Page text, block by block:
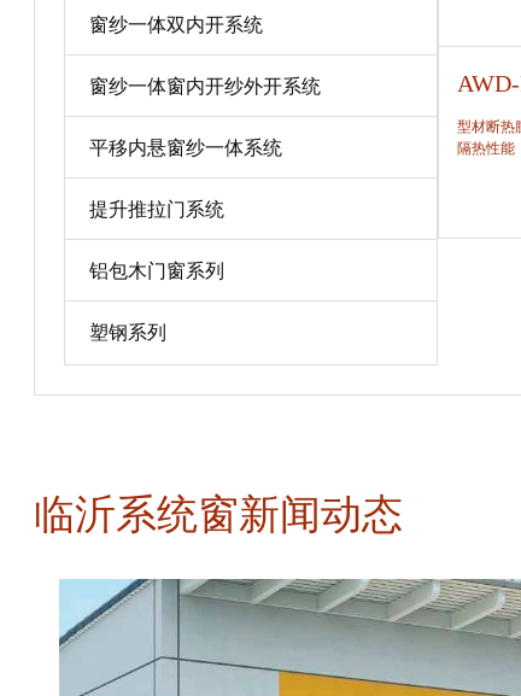
窗纱一体双内开系统
窗纱一体窗内开纱外开系统
平移内悬窗纱一体系统
提升推拉门系统
铝包木门窗系列
塑钢系列
AWD-PC80
隔热性能，真正做到节能、合理。
宝贝详情
型材断热
隔热性能
临沂系统窗新闻动态